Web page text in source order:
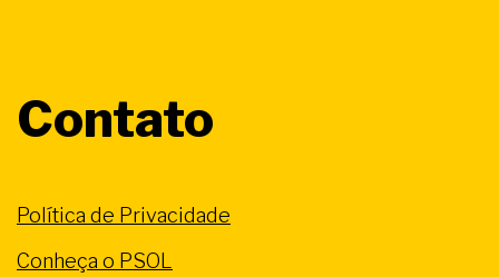
Contato
Política de Privacidade
Conheça o PSOL